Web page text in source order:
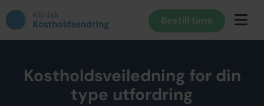
Bestill time
Kostholdsveiledning for din
type utfordring